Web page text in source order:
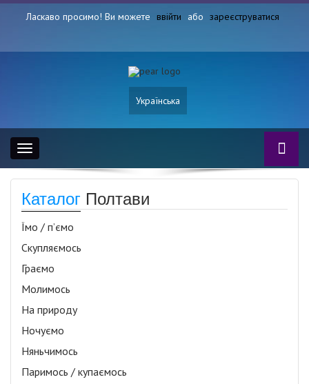
Ласкаво просимо! Ви можете ввійти або зареєструватися
Українська
Toggle
navigation
Каталог Полтави
Їмо / п’ємо
Скупляємось
Граємо
Молимось
На природу
Ночуємо
Няньчимось
Паримось / купаємось